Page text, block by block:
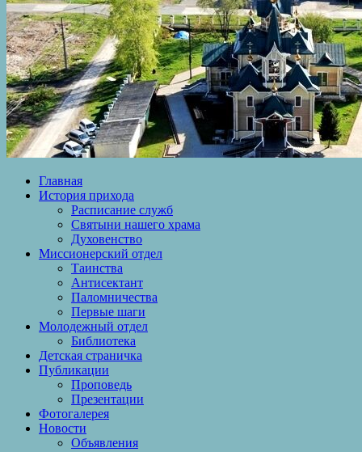
Главная
История прихода
Расписание служб
Святыни нашего храма
Духовенство
Миссионерский отдел
Таинства
Антисектант
Паломничества
Первые шаги
Молодежный отдел
Библиотека
Детская страничка
Публикации
Проповедь
Презентации
Фотогалерея
Новости
Объявления